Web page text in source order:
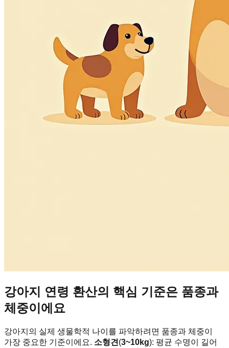
강아지 연령 환산의 핵심 기준은 품종과
체중이에요
강아지의 실제 생물학적 나이를 파악하려면 품종과 체중이
가장 중요한 기준이에요. 소형견 (3~10kg): 평균 수명이 길어